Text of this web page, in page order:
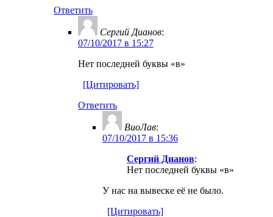
Ответить
Сергий Дианов:
07/10/2017 в 15:27
Нет последней буквы «в»
[Цитировать]
Ответить
ВиоЛав:
07/10/2017 в 15:36
Сергий Дианов:
Нет последней буквы «в»
У нас на вывеске её не было.
[Цитировать]